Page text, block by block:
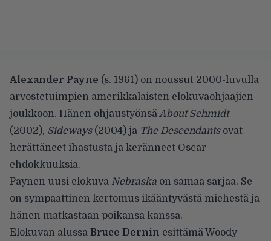
Alexander Payne (s. 1961) on noussut 2000-luvulla
arvostetuimpien amerikkalaisten elokuvaohjaajien
joukkoon. Hänen ohjaustyönsä About Schmidt
(2002), Sideways(2004) ja The Descendants ovat
herättäneet ihastusta ja keränneet Oscar-
ehdokkuuksia.
Paynen uusi elokuva Nebraska on samaa sarjaa. Se
on sympaattinen kertomus ikääntyvästä miehestä ja
hänen matkastaan poikansa kanssa.
Elokuvan alussa Bruce Dernin esittämä Woody